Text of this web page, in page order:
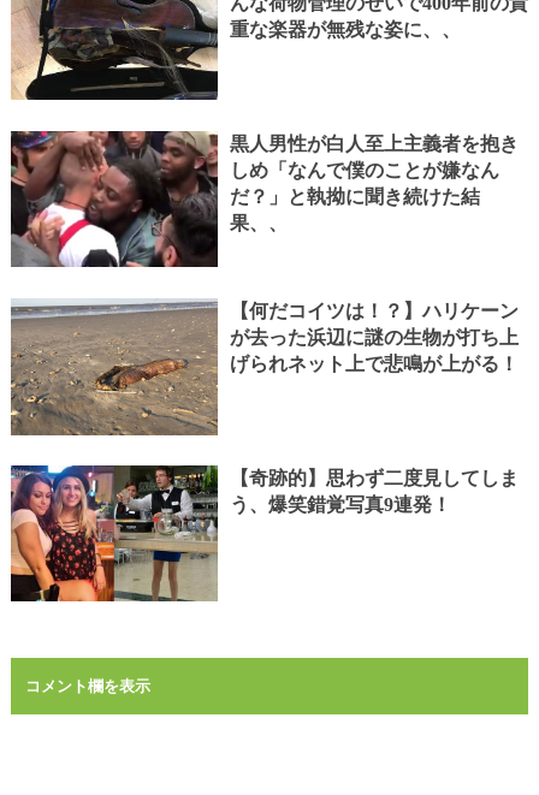
重な楽器が無残な姿に、、
黒人男性が白人至上主義者を抱き
しめ「なんで僕のことが嫌なん
だ？」と執拗に聞き続けた結
果、、
【何だコイツは！？】ハリケーン
が去った浜辺に謎の生物が打ち上
げられネット上で悲鳴が上がる！
【奇跡的】思わず二度見してしま
う、爆笑錯覚写真9連発！
コメント欄を表示